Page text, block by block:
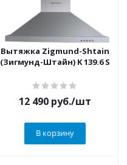
Вытяжка Zigmund-Shtain
(Зигмунд-Штайн) K 139.6 S
12 490 руб./шт
В корзину